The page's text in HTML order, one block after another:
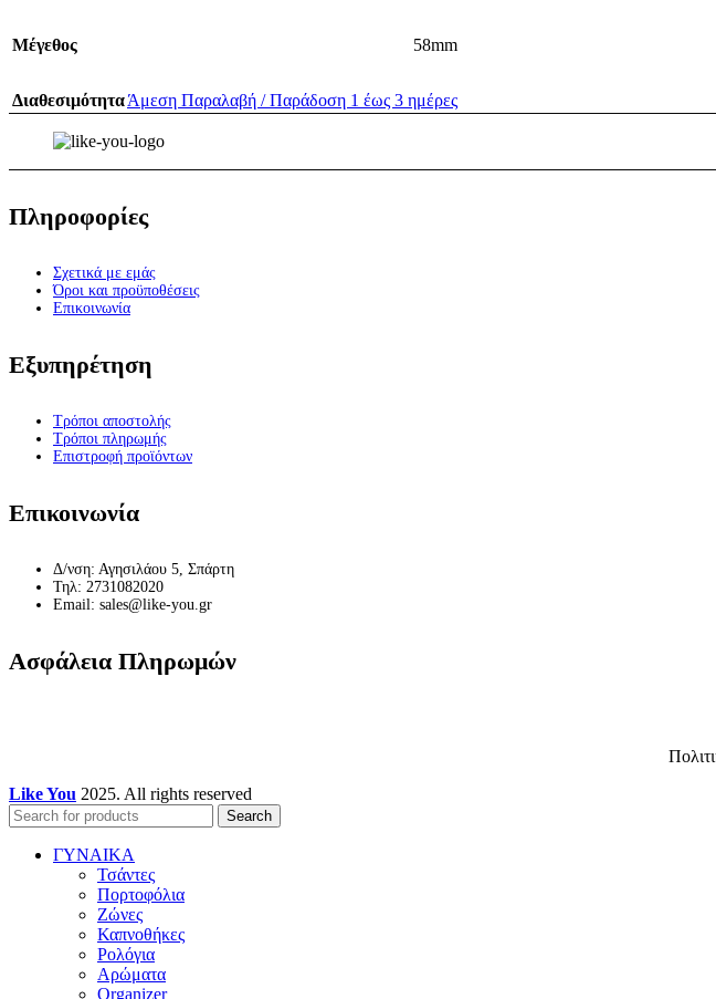
Μέγεθος 58mm
ΔιαθεσιμότηταΆμεση Παραλαβή / Παράδοση 1 έως 3 ημέρες
Πληροφορίες
Σχετικά με εμάς
Όροι και προϋποθέσεις
Επικοινωνία
Εξυπηρέτηση
Τρόποι αποστολής
Τρόποι πληρωμής
Επιστροφή προϊόντων
Επικοινωνία
Δ/νση: Αγησιλάου 5, Σπάρτη
Τηλ: 2731082020
Email: sales@like-you.gr
Ασφάλεια Πληρωμών
Like You 2025. All rights reserved
Search
ΓΥΝΑΙΚΑ
Τσάντες
Πορτοφόλια
Ζώνες
Καπνοθήκες
Ρολόγια
Αρώματα
Organizer